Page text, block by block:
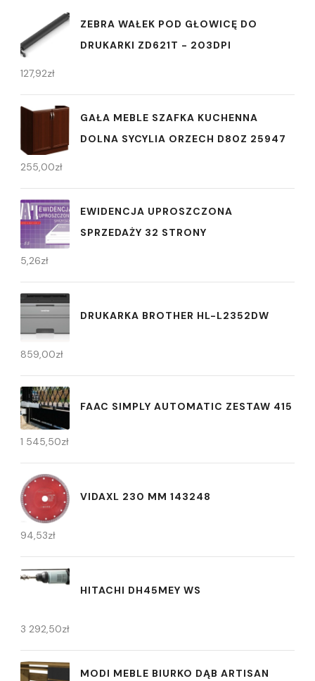
ZEBRA WAŁEK POD GŁOWICĘ DO
DRUKARKI ZD621T - 203DPI
127,92zł
GAŁA MEBLE SZAFKA KUCHENNA
DOLNA SYCYLIA ORZECH D80Z 25947
255,00zł
EWIDENCJA UPROSZCZONA
SPRZEDAŻY 32 STRONY
5,26zł
DRUKARKA BROTHER HL-L2352DW
859,00zł
FAAC SIMPLY AUTOMATIC ZESTAW 415
1 545,50zł
VIDAXL 230 MM 143248
94,53zł
HITACHI DH45MEY WS
3 292,50zł
MODI MEBLE BIURKO DĄB ARTISAN